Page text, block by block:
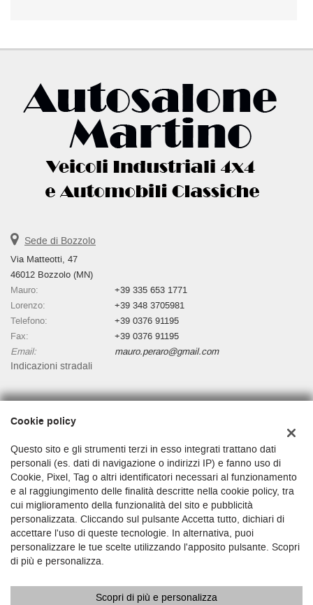
Sede di Bozzolo
Via Matteotti, 47
46012 Bozzolo (MN)
Mauro:
+39 335 653 1771
Lorenzo:
+39 348 3705981
Telefono:
+39 0376 91195
Fax:
+39 0376 91195
Email:
mauro.peraro@gmail.com
Indicazioni stradali
Dati fiscali:
Via Matteotti, 47, Bozzolo (MN)
C.F/P.IVA: 01481530200
Registro delle imprese:MN
Copyright © 2026 GestionaleAuto.com S.r.l., Tutti i diritti riservati -
Cookie policy
Questo sito e gli strumenti terzi in esso integrati trattano dati
personali (es. dati di navigazione o indirizzi IP) e fanno uso di
Cookie, Pixel, Tag o altri identificatori necessari al funzionamento
e al raggiungimento delle finalità descritte nella cookie policy, tra
cui miglioramento della funzionalità del sito e pubblicità
personalizzata. Cliccando sul pulsante Accetta tutto, dichiari di
accettare l'uso di queste tecnologie. In alternativa, puoi
personalizzare le tue scelte utilizzando l'apposito pulsante. Scopri
di più e personalizza.
Scopri di più e personalizza